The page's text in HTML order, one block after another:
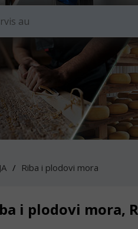
Riba i plodovi mora
i plodovi mora,